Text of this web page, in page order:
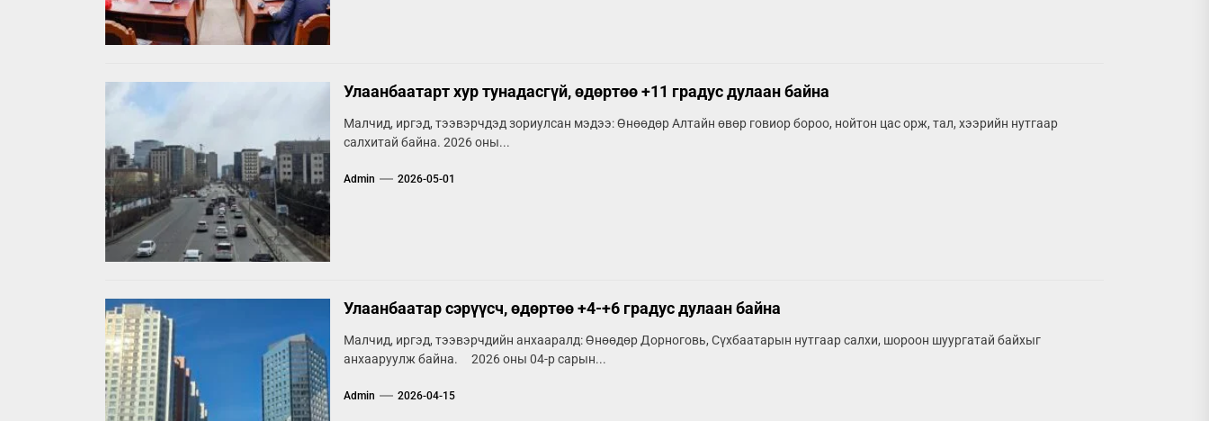
Улаанбаатарт хур тунадасгүй, өдөртөө +11 градус дулаан байна
Малчид, иргэд, тээвэрчдэд зориулсан мэдээ: Өнөөдөр Алтайн өвөр говиор бороо, нойтон цас орж, тал, хээрийн нутгаар
салхитай байна. 2026 оны...
Admin 2026-05-01
Улаанбаатар сэрүүсч, өдөртөө +4-+6 градус дулаан байна
Малчид, иргэд, тээвэрчдийн анхааралд: Өнөөдөр Дорноговь, Сүхбаатарын нутгаар салхи, шороон шуургатай байхыг
анхааруулж байна. 2026 оны 04-р сарын...
Admin 2026-04-15